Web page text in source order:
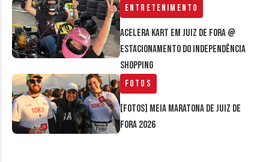
Entretenimento
Acelera Kart em Juiz de Fora @
estacionamento do Independência
Shopping
Fotos
[FOTOS] Meia Maratona de Juiz de
Fora 2026